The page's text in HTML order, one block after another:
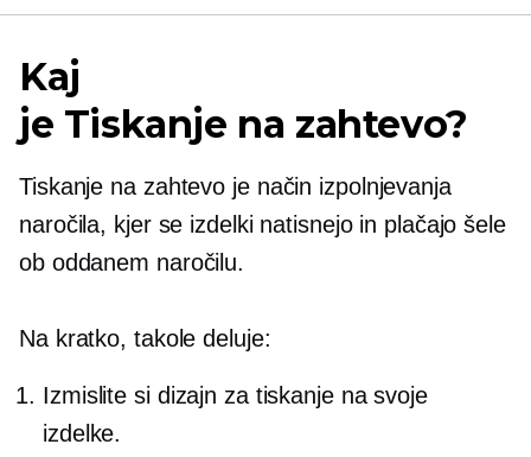
Kaj
je Tiskanje na zahtevo?
Tiskanje na zahtevo je način izpolnjevanja
naročila, kjer se izdelki natisnejo in plačajo šele
ob oddanem naročilu.
Na kratko, takole deluje:
Izmislite si dizajn za tiskanje na svoje
izdelke.